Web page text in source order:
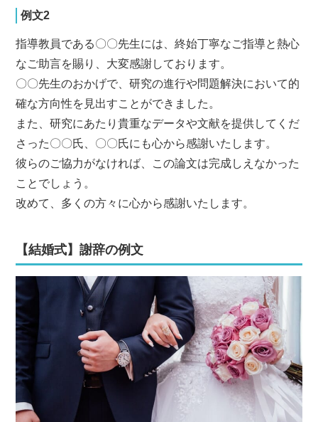
例文2
指導教員である〇〇先生には、終始丁寧なご指導と熱心
なご助言を賜り、大変感謝しております。
〇〇先生のおかげで、研究の進行や問題解決において的
確な方向性を見出すことができました。
また、研究にあたり貴重なデータや文献を提供してくだ
さった〇〇氏、〇〇氏にも心から感謝いたします。
彼らのご協力がなければ、この論文は完成しえなかった
ことでしょう。
改めて、多くの方々に心から感謝いたします。
【結婚式】謝辞の例文